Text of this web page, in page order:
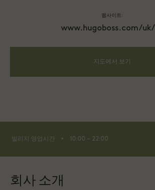
웹사이트:
www.hugoboss.com/uk/
지도에서 보기
빌리지 영업시간 ⬩ 10:00 – 22:00
회사 소개